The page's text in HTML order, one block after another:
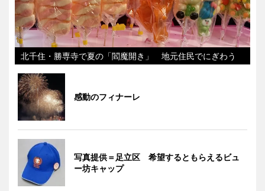
北千住・勝専寺で夏の「閻魔開き」 地元住民でにぎわう
感動のフィナーレ
写真提供＝足立区 希望するともらえるビュ
ー坊キャップ